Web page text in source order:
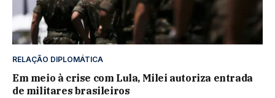
RELAÇÃO DIPLOMÁTICA
Em meio à crise com Lula, Milei autoriza entrada
de militares brasileiros